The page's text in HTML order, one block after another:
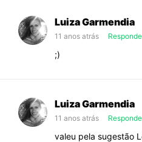
Luiza Garmendia
11 anos atrás
;)
Luiza Garmendia
11 anos atrás
valeu pela sugestão